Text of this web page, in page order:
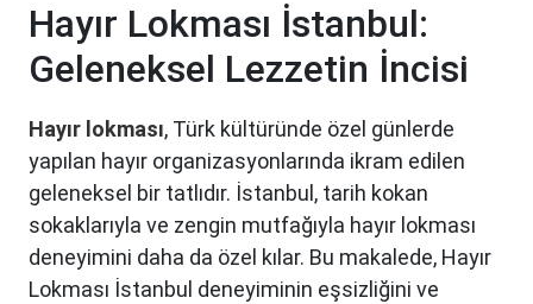
Hayır Lokması İstanbul:
Geleneksel Lezzetin İncisi
Hayır lokması, Türk kültüründe özel günlerde
yapılan hayır organizasyonlarında ikram edilen
geleneksel bir tatlıdır. İstanbul, tarih kokan
sokaklarıyla ve zengin mutfağıyla hayır lokması
deneyimini daha da özel kılar. Bu makalede, Hayır
Lokması İstanbul deneyiminin eşsizliğini ve